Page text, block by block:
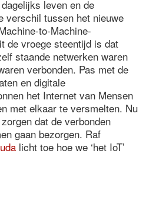
leven en de
verschil tussen het nieuwe
to-Machine-
de vroege steentijd is dat
staande netwerken waren
verbonden. Pas met de
en digitale
het Internet van Mensen
met elkaar te versmelten. Nu
dat de verbonden
gaan bezorgen. Raf
licht toe hoe we ‘het IoT’